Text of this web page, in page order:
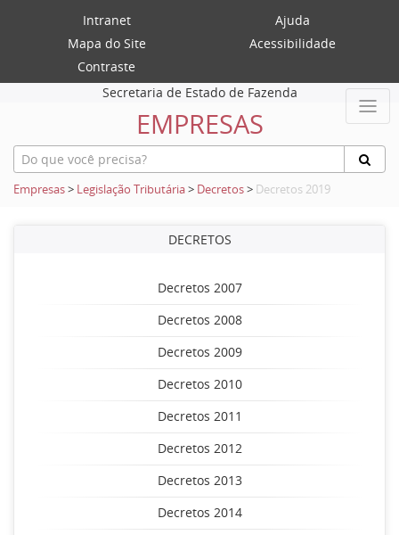
Intranet
Ajuda
Mapa do Site
Acessibilidade
Contraste
Secretaria de Estado de Fazenda
EMPRESAS
Empresas> Legislação Tributária> Decretos> Decretos 2019
DECRETOS
Decretos 2007
Decretos 2008
Decretos 2009
Decretos 2010
Decretos 2011
Decretos 2012
Decretos 2013
Decretos 2014